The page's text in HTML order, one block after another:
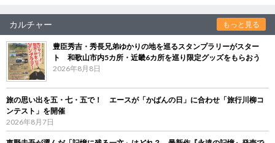
カルチャー もっと見る
豊臣秀吉・秀長兄弟ゆかりの地を巡るスタンプラリーがスター
ト 和歌山市内5カ所・近畿6カ所を巡り限定グッズをもらおう
2026年8月8日
旅の思い出を五・七・五で！ エースが「かばんの日」に合わせ「旅行川柳コ
ンテスト」を開催
2026年8月7日